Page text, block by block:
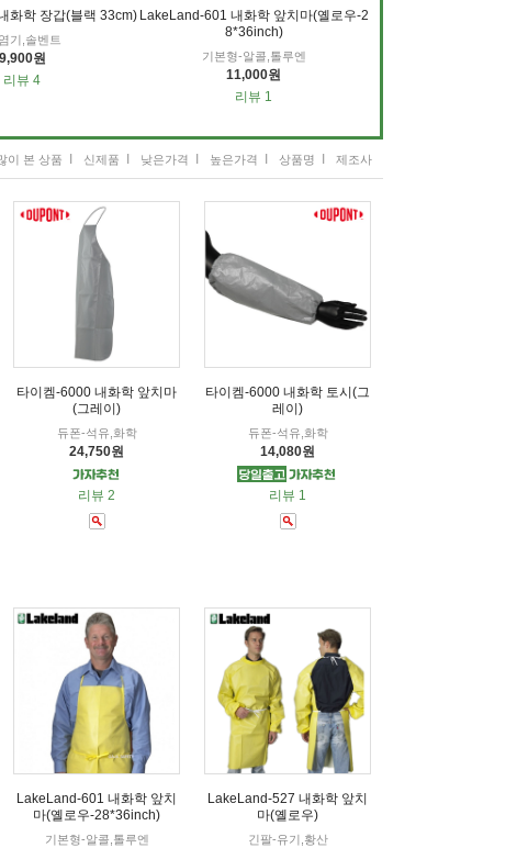
화학 장갑(블랙 33cm)
기,솔벤트
9,900원
리뷰 4
LakeLand-601 내화학 앞치마(옐로우-2
8*36inch)
기본형-알콜,톨루엔
11,000원
리뷰 1
이 본 상품 신제품 낮은가격 높은가격 상품명 제조사
타이켐-6000 내화학 앞치마
(그레이)
듀폰-석유,화학
24,750원
리뷰 2
타이켐-6000 내화학 토시(그
레이)
듀폰-석유,화학
14,080원
리뷰 1
LakeLand-601 내화학 앞치
마(옐로우-28*36inch)
기본형-알콜,톨루엔
LakeLand-527 내화학 앞치
마(옐로우)
긴팔-유기,황산